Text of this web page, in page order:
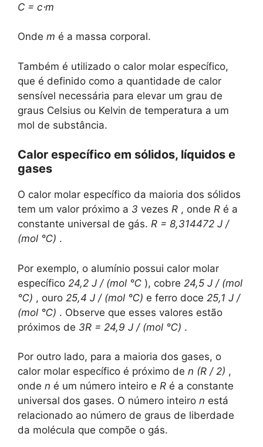
C = c⋅m
Onde m é a massa corporal.
Também é utilizado o calor molar específico,
que é definido como a quantidade de calor
sensível necessária para elevar um grau de
graus Celsius ou Kelvin de temperatura a um
mol de substância.
Calor específico em sólidos, líquidos e
gases
O calor molar específico da maioria dos sólidos
tem um valor próximo a 3 vezes R , onde R é a
constante universal de gás. R = 8,314472 J /
(mol ℃) .
Por exemplo, o alumínio possui calor molar
específico 24,2 J / (mol ℃ ), cobre 24,5 J / (mol
℃) , ouro 25,4 J / (mol ℃) e ferro doce 25,1 J /
(mol ℃) . Observe que esses valores estão
próximos de 3R = 24,9 J / (mol ℃) .
Por outro lado, para a maioria dos gases, o
calor molar específico é próximo de n (R / 2) ,
onde n é um número inteiro e R é a constante
universal dos gases. O número inteiro n está
relacionado ao número de graus de liberdade
da molécula que compõe o gás.